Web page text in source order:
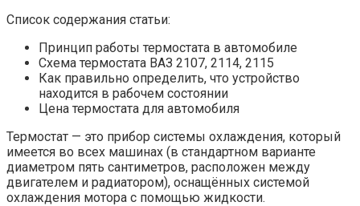
Список содержания статьи:
Принцип работы термостата в автомобиле
Схема термостата ВАЗ 2107, 2114, 2115
Как правильно определить, что устройство
находится в рабочем состоянии
Цена термостата для автомобиля
Термостат — это прибор системы охлаждения, который
имеется во всех машинах (в стандартном варианте
диаметром пять сантиметров, расположен между
двигателем и радиатором), оснащённых системой
охлаждения мотора с помощью жидкости.